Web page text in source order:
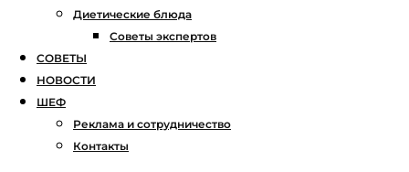
Диетические блюда
Советы экспертов
СОВЕТЫ
НОВОСТИ
ШЕФ
Реклама и сотрудничество
Контакты